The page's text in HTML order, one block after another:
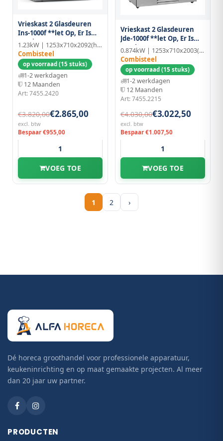
Vrieskast 2 Glasdeuren
Ins-1000f **let Op, Er Is
Sprake Van Een Hogere
Inschakelstroom
Waardoor Een Automaat
Met C Karakteristiek
Noodzakelijk Is.**
1.23kW | 1253x710x2092(h)mm | Aluminium
Combisteel
op voorraad (15 stuks)
1-2 werkdagen
12 Maanden
Art: 7455.2420
€3.820,00€2.865,00
excl. btw
Bespaar €955,00
VOEG TOE
Vrieskast 2 Glasdeuren
Jde-1000f **let Op, Er Is
Sprake Van Een Hogere
Inschakelstroom
Waardoor Een Automaat
Met C Karakteristiek
Noodzakelijk Is.**
0.874kW | 1253x710x2003(h)mm | Aluminium
Combisteel
op voorraad (15 stuks)
1-2 werkdagen
12 Maanden
Art: 7455.2215
€4.030,00€3.022,50
excl. btw
Bespaar €1.007,50
VOEG TOE
1 2 ›
Dé horeca groothandel voor professionele apparatuur,
keukeninrichting en op maat gemaakte projecten. Al meer
dan 20 jaar uw partner.
PRODUCTEN